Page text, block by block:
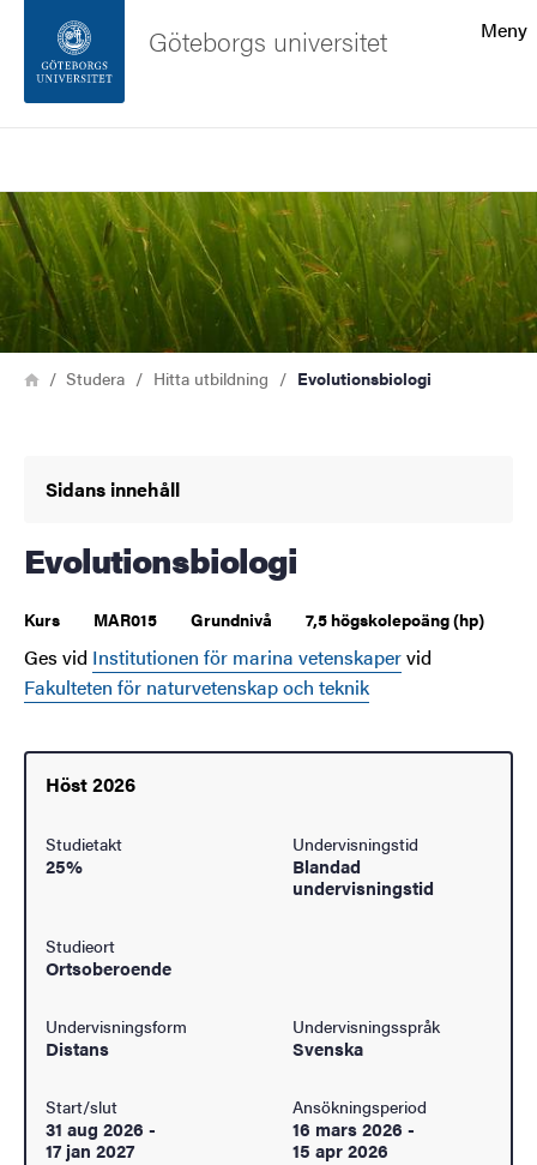
Sidfoten
Om webbplatsen
Meny
Göteborgs universitet
Bild
Länkstig
HemStudera Hitta utbildning Evolutionsbiologi
Sidans innehåll
Evolutionsbiologi
Kurs MAR015 Grundnivå 7,5 högskolepoäng (hp)
Ges vid Institutionen för marina vetenskapervid
Fakulteten för naturvetenskap och teknik
Höst 2026
Studietakt
25%
Undervisningstid
Blandad
undervisningstid
Studieort
Ortsoberoende
Undervisningsform
Distans
Undervisningsspråk
Svenska
Start/slut
31 aug 2026 -
17 jan 2027
Ansökningsperiod
16 mars 2026 -
15 apr 2026